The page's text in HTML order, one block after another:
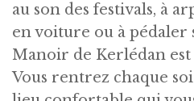
au son des festivals, à
en voiture ou à pédaler
Manoir de Kerlédan
Vous rentrez chaque